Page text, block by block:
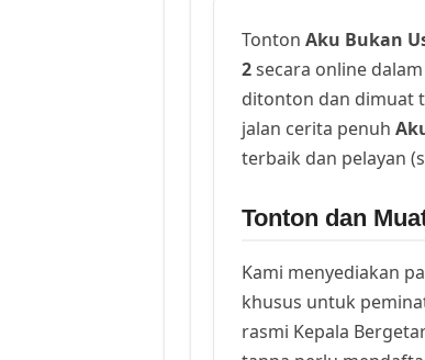
Tonton Aku Bukan
2secara online
ditonton dan dimuat
jalan cerita penuh
terbaik dan pelayan
Tonton dan
Kami menyediakan
khusus untuk
rasmi Kepala